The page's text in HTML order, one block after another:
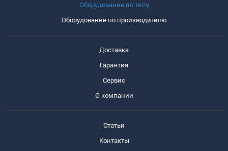
Оборудование по типу
Оборудование по производителю
Доставка
Гарантия
Сервис
О компании
Статьи
Контакты